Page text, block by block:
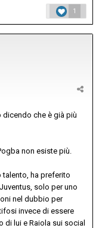
1
che è già più
non esiste più.
talento, ha preferito
solo per uno
nel dubbio per
invece di essere
lui e Raiola sui social